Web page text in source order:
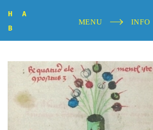
MENU INFO